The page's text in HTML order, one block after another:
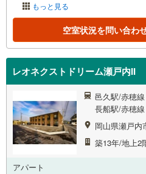
もっと見る
空室状況を問い合わ
レオネクストドリーム瀬戸内II
邑久駅/赤穂
長船駅/赤穂
岡山県瀬戸内
築13年/地上2
アパート